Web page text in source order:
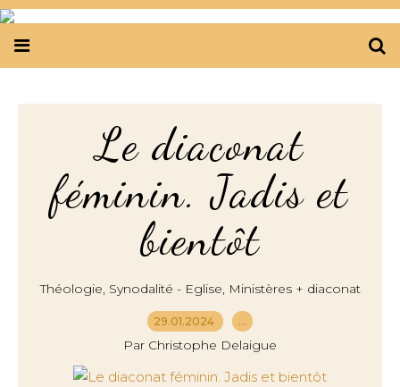
Le diaconat
féminin. Jadis et
bientôt
Théologie, Synodalité - Eglise, Ministères + diaconat
29.01.2024 …
Par Christophe Delaigue